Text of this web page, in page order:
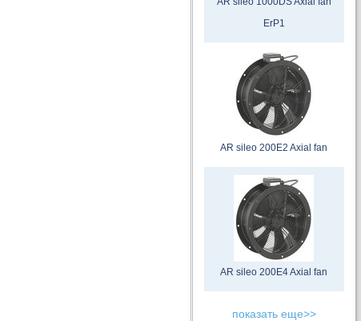
ErP1
AR sileo 200E2 Axial fan
AR sileo 200E4 Axial fan
показать еще>>